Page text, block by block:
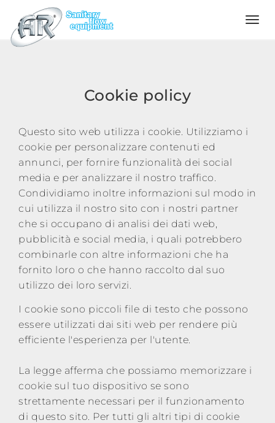
Language
Prodotti
Configuratore
Qualità
Rete di
vendita
News
Contatti
Area
Cookie policy
Questo sito web utilizza i cookie. Utilizziamo i
cookie per personalizzare contenuti ed
annunci, per fornire funzionalità dei social
media e per analizzare il nostro traffico.
Condividiamo inoltre informazioni sul modo in
cui utilizza il nostro sito con i nostri partner
che si occupano di analisi dei dati web,
pubblicità e social media, i quali potrebbero
combinarle con altre informazioni che ha
fornito loro o che hanno raccolto dal suo
utilizzo dei loro servizi.
I cookie sono piccoli file di testo che possono
essere utilizzati dai siti web per rendere più
efficiente l'esperienza per l'utente.
La legge afferma che possiamo memorizzare i
cookie sul tuo dispositivo se sono
strettamente necessari per il funzionamento
di questo sito. Per tutti gli altri tipi di cookie